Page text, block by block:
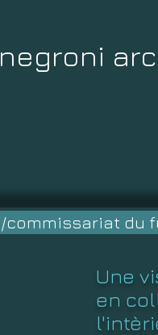
negroni
/commissariat du
Une
en